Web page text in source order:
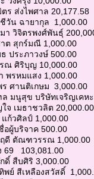
ร ส่งไพศาล 20,177.58
วัน ฉายากุล 1,000.00
า วิจิตรพงศ์พันธุ์
ต สุกร์มณี 1,000.00
ประภาวงษ์ 500.00
ณ ศิริบุญ 10,000.00
พรหมแสง 1,000.00
ศานติเกษม 3,000.00
มนูสุข บริษัทเจริญเคห
จ เมธาชวลิต
ก้วศิลป์ 1,000.00
อผู้บริจาค 500.00
ดี ตัณฑวรรณ 1,000.00
69 103,081.00
ดิ์ สืบศิริ 3,000.00
พย์ สีเหลืองสวัสดิ์